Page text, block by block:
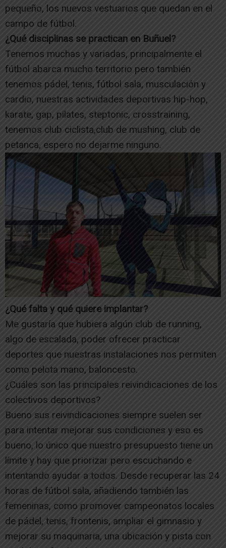
pequeño, los nuevos vestuarios que quedan en el
campo de fútbol.
¿Qué disciplinas se practican en Buñuel?
Tenemos muchas y variadas, principalmente el
fútbol abarca mucho territorio pero también
tenemos pádel, tenis, fútbol sala, musculación y
cardio, nuestras actividades deportivas hip-hop,
karate, gap, pilates, steptonic, crosstraining,
tenemos club ciclista,club de mushing, club de
petanca, espero no dejarme ninguno.
¿Qué falta y qué quiere implantar?
Me gustaría que hubiera algún club de running,
algo de escalada, poder ofrecer practicar
deportes que nuestras instalaciones nos permiten
como pelota mano, baloncesto.
¿Cuáles son las principales reivindicaciones de los
colectivos deportivos?
Bueno sus reivindicaciones siempre suelen ser
para intentar mejorar sus condiciones y eso es
bueno, lo único que nuestro presupuesto tiene un
límite y hay que priorizar pero escuchando e
intentando ayudar a todos. Desde recuperar las 24
horas de fútbol sala, añadiendo también las
femeninas, como promover campeonatos locales
de pádel, tenis, frontenis, ampliar el gimnasio y
mejorar su maquinaria, una ubicación y pista con